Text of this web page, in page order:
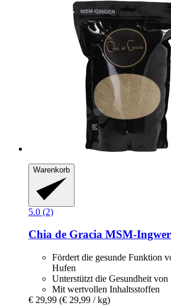
Warenkorb
5.0 (2)
Chia de Gracia MSM-​
Fördert die gesunde Funktion
Hufen
Unterstützt die Gesundheit
Mit wertvollen Inhaltsstoffen
€ 29,99 (€ 29,99 / kg)